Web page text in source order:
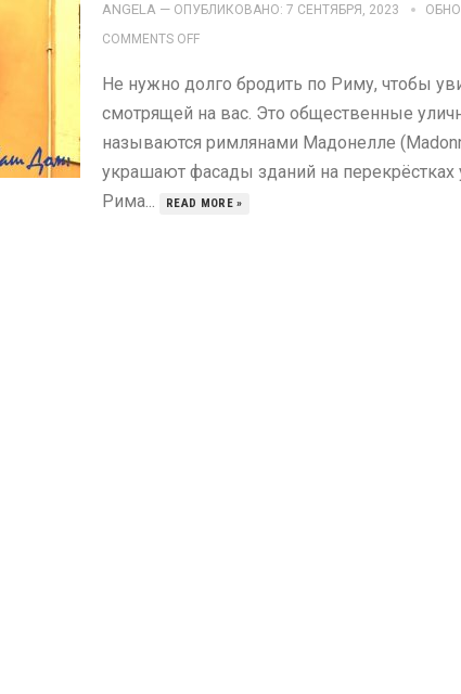
ANGELA — ОПУБЛИКОВАНО: 7 СЕНТЯБРЯ, 2023
COMMENTS OFF
Не нужно долго бродить по Риму, чтобы
смотрящей на вас. Это общественные
называются римлянами Мадонелле
украшают фасады зданий на
Рима...
READ MORE »